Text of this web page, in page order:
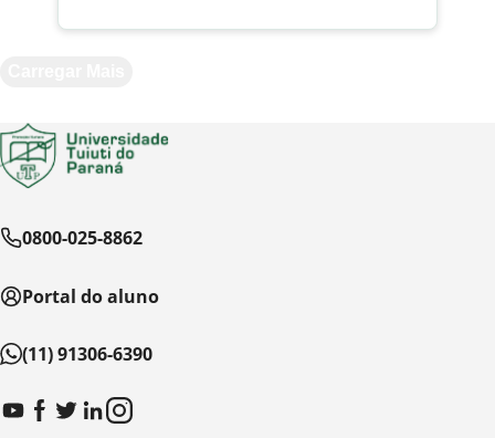
0800-025-8862
Portal do aluno
(11) 91306-6390